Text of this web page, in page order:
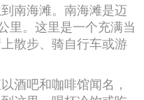
南海滩。南海滩是迈
里。这里是一个充满当
散步、骑自行车或游
酒吧和咖啡馆闻名，